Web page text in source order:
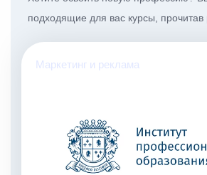
подходящие для вас курсы,
Маркетинг и реклама